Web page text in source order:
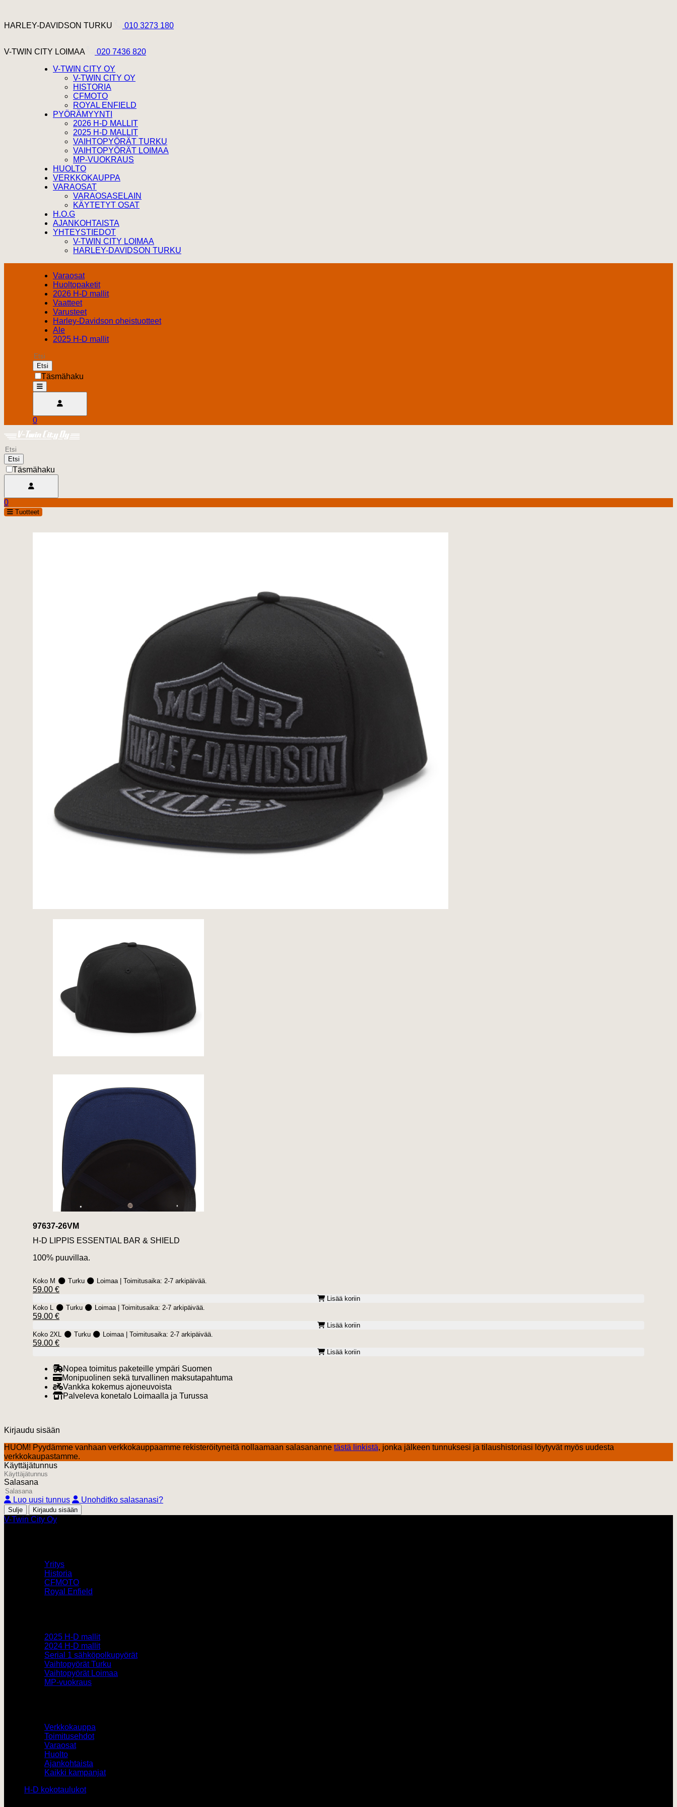
HARLEY-DAVIDSON TURKU
010 3273 180
V-TWIN CITY LOIMAA
020 7436 820
V-TWIN CITY OY
V-TWIN CITY OY
HISTORIA
CFMOTO
ROYAL ENFIELD
PYÖRÄMYYNTI
2026 H-D MALLIT
2025 H-D MALLIT
VAIHTOPYÖRÄT TURKU
VAIHTOPYÖRÄT LOIMAA
MP-VUOKRAUS
HUOLTO
VERKKOKAUPPA
VARAOSAT
VARAOSASELAIN
KÄYTETYT OSAT
H.O.G
AJANKOHTAISTA
YHTEYSTIEDOT
V-TWIN CITY LOIMAA
HARLEY-DAVIDSON TURKU
Varaosat
Huoltopaketit
2026 H-D mallit
Vaatteet
Varusteet
Harley-Davidson oheistuotteet
Ale
2025 H-D mallit
Etsi
Täsmähaku
open
Ostoskori
0.00 €
0
Harley Davidson Turku
Etsi
Täsmähaku
Ostoskori
0.00 €
0
openTuotteet
97637-26VM
H-D LIPPIS ESSENTIAL BAR & SHIELD
100% puuvillaa.
Koko M Turku Loimaa | Toimitusaika: 2-7 arkipäivää.
59.00 €
Lisää koriin
Koko L
Turku Loimaa | Toimitusaika: 2-7 arkipäivää.
59.00 €
Lisää koriin
Koko 2XL
Turku Loimaa | Toimitusaika: 2-7 arkipäivää.
59.00 €
Lisää koriin
Nopea toimitus paketeille ympäri Suomen
Monipuolinen sekä turvallinen maksutapahtuma
Vankka kokemus ajoneuvoista
Palveleva konetalo Loimaalla ja Turussa
Kirjaudu sisään
HUOM! Pyydämme vanhaan verkkokauppaamme rekisteröityneitä nollaamaan salasananne tästä linkistä, jonka jälkeen tunnuksesi ja tilaushistoriasi löytyvät myös uudesta
verkkokaupastamme.
Käyttäjätunnus
Salasana
Luo uusi tunnus Unohditko salasanasi?
Sulje
V-Twin City Oy
Yritys
Historia
CFMOTO
Royal Enfield
2025 H-D mallit
2024 H-D mallit
Serial 1 sähköpolkupyörät
Vaihtopyörät Turku
Vaihtopyörät Loimaa
MP-vuokraus
Verkkokauppa
Toimitusehdot
Varaosat
Huolto
Ajankohtaista
Kaikki kampanjat
H-D kokotaulukot